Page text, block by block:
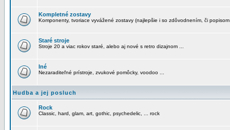
Kompletné zostavy
Komponenty, tvoriace vyvážené zostavy (najlepšie i so zdôvodnením, či
Staré stroje
Stroje 20 a viac rokov staré, alebo aj nové s retro dizajnom ...
Iné
Nezaraditeľné prístroje, zvukové pomôcky, voodoo ...
Hudba a jej posluch
Rock
Classic, hard, glam, art, gothic, psychedelic, ... rock